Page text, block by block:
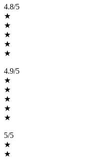
4.8/5
★
★
★
★
★
4.9/5
★
★
★
★
★
5/5
★
★